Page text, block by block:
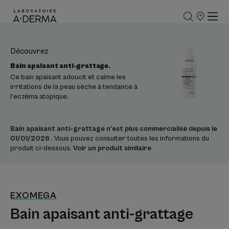
POINTS
Bain apaisant anti-grattage n'est plus commercialisé depuis le
01/01/2026 . Vous pouvez consulter toutes les informations du
produit ci-dessous. Voir un produit similaire
Découvrez
Bain apaisant anti-grattage.
Ce bain apaisant adoucit et calme les
irritations de la peau sèche à tendance à
l'eczéma atopique.
EXOMEGA
Bain apaisant anti-grattage